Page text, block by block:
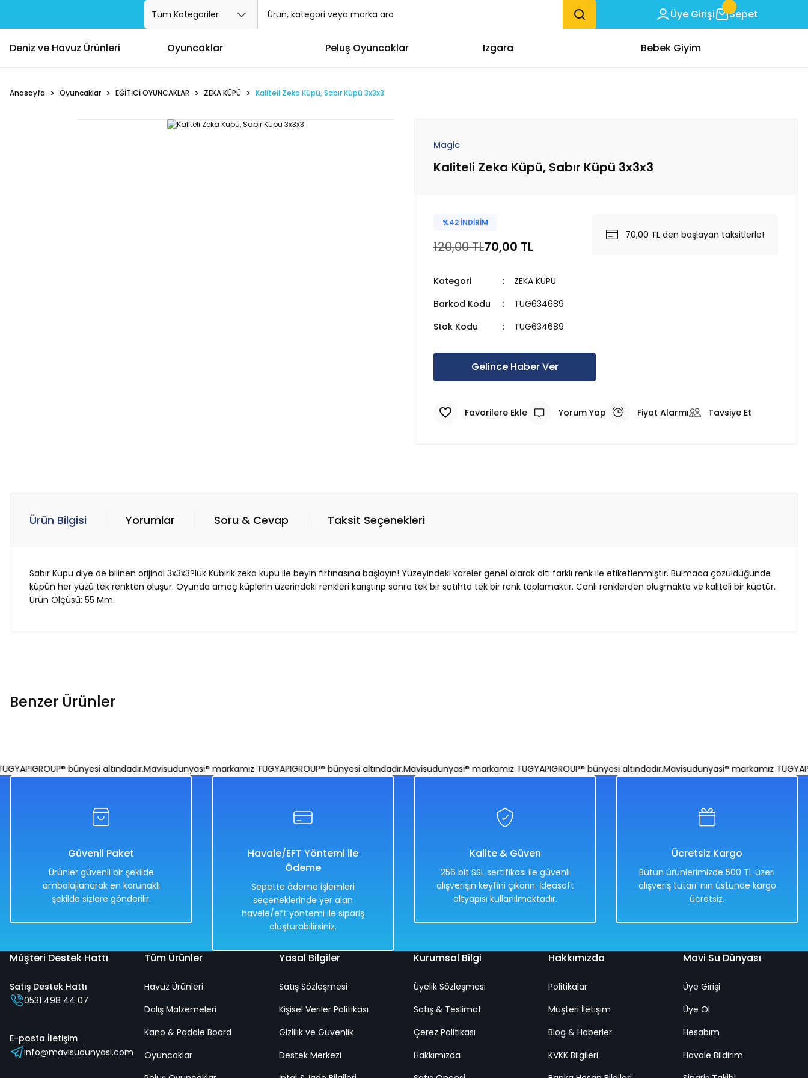
Üye Girişi Sepet
Deniz ve Havuz Ürünleri Oyuncaklar Peluş Oyuncaklar Izgara Bebek Giyim
Anasayfa Oyuncaklar EĞİTİCİ OYUNCAKLAR ZEKA KÜPÜ Kaliteli Zeka Küpü, Sabır Küpü 3x3x3
Magic
Kaliteli Zeka Küpü, Sabır Küpü 3x3x3
%42 İNDİRİM
120,00 TL70,00 TL
70,00 TL den başlayan taksitlerle!
Kategori
ZEKA KÜPÜ
Barkod Kodu
TUG634689
Stok Kodu
TUG634689
Gelince Haber Ver
Yorum Yap Fiyat Alarmı Tavsiye Et
Ürün Bilgisi Yorumlar Soru & Cevap Taksit Seçenekleri
Sabır Küpü diye de bilinen orijinal 3x3x3?lük Kübirik zeka küpü ile beyin fırtınasına başlayın! Yüzeyindeki kareler genel olarak altı farklı renk ile etiketlenmiştir. Bulmaca çözüldüğünde
küpün her yüzü tek renkten oluşur. Oyunda amaç küplerin üzerindeki renkleri karıştırıp sonra tek bir satıhta tek bir renk toplamaktır. Canlı renklerden oluşmakta ve kaliteli bir küptür.
Ürün Ölçüsü: 55 Mm.
Benzer Ürünler
Zeka Küpü Magic 3x3x3 Kutulu Zeka Küpü
bünyesi altındadır.Mavisudunyasi® markamız TUGYAPIGROUP® bünyesi altındadır.Mavisudunyasi® markamız TUGYAPIGROUP® bünyesi altındadır.Mavisudunyasi® markamız
Güvenli Paket
Ürünler güvenli bir şekilde
ambalajlanarak en korunaklı
şekilde sizlere gönderilir.
Havale/EFT Yöntemi ile
Ödeme
Sepette ödeme işlemleri
seçeneklerinde yer alan
havele/eft yöntemi ile sipariş
oluşturabilirsiniz.
Kalite & Güven
256 bit SSL sertifikası ile güvenli
alışverişin keyfini çıkarın. İdeasoft
altyapısı kullanılmaktadır.
Ücretsiz Kargo
Bütün ürünlerimizde 500 TL üzeri
alışveriş tutarı’ nın üstünde kargo
ücretsiz.
Müşteri Destek Hattı
Satış Destek Hattı
0531 498 44 07
E-posta İletişim
info@mavisudunyasi.com
Tüm Ürünler
Havuz Ürünleri
Dalış Malzemeleri
Kano & Paddle Board
Oyuncaklar
Yasal Bilgiler
Satış Sözleşmesi
Kişisel Veriler Politikası
Gizlilik ve Güvenlik
Destek Merkezi
Kurumsal Bilgi
Üyelik Sözleşmesi
Satış & Teslimat
Çerez Politikası
Hakkımızda
Hakkımızda
Politikalar
Müşteri İletişim
Blog & Haberler
KVKK Bilgileri
Mavi Su Dünyası
Üye Girişi
Üye Ol
Hesabım
Havale Bildirim